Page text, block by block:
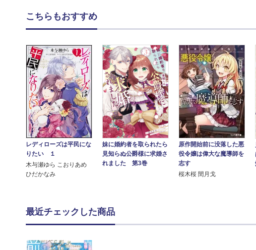
こちらもおすすめ
レディローズは平民にな
りたい １
木与瀬ゆら こおりあめ
ひだかなみ
妹に婚約者を取られたら
見知らぬ公爵様に求婚さ
れました 第3巻
原作開始前に没落した悪
役令嬢は偉大な魔導師を
志す
桜木桜 閏月戈
最近チェックした商品